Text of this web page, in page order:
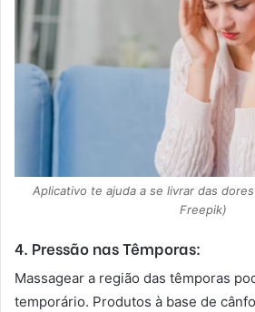
Aplicativo te ajuda a se livrar das
Freepik)
4. Pressão nas Têmporas:
Massagear a região das têmporas
temporário. Produtos à base de